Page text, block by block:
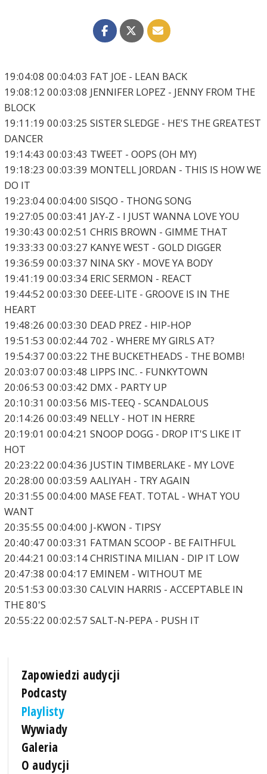
19:04:08 00:04:03 FAT JOE - LEAN BACK
19:08:12 00:03:08 JENNIFER LOPEZ - JENNY FROM THE
BLOCK
19:11:19 00:03:25 SISTER SLEDGE - HE'S THE GREATEST
DANCER
19:14:43 00:03:43 TWEET - OOPS (OH MY)
19:18:23 00:03:39 MONTELL JORDAN - THIS IS HOW WE
DO IT
19:23:04 00:04:00 SISQO - THONG SONG
19:27:05 00:03:41 JAY-Z - I JUST WANNA LOVE YOU
19:30:43 00:02:51 CHRIS BROWN - GIMME THAT
19:33:33 00:03:27 KANYE WEST - GOLD DIGGER
19:36:59 00:03:37 NINA SKY - MOVE YA BODY
19:41:19 00:03:34 ERIC SERMON - REACT
19:44:52 00:03:30 DEEE-LITE - GROOVE IS IN THE
HEART
19:48:26 00:03:30 DEAD PREZ - HIP-HOP
19:51:53 00:02:44 702 - WHERE MY GIRLS AT?
19:54:37 00:03:22 THE BUCKETHEADS - THE BOMB!
20:03:07 00:03:48 LIPPS INC. - FUNKYTOWN
20:06:53 00:03:42 DMX - PARTY UP
20:10:31 00:03:56 MIS-TEEQ - SCANDALOUS
20:14:26 00:03:49 NELLY - HOT IN HERRE
20:19:01 00:04:21 SNOOP DOGG - DROP IT'S LIKE IT
HOT
20:23:22 00:04:36 JUSTIN TIMBERLAKE - MY LOVE
20:28:00 00:03:59 AALIYAH - TRY AGAIN
20:31:55 00:04:00 MASE FEAT. TOTAL - WHAT YOU
WANT
20:35:55 00:04:00 J-KWON - TIPSY
20:40:47 00:03:31 FATMAN SCOOP - BE FAITHFUL
20:44:21 00:03:14 CHRISTINA MILIAN - DIP IT LOW
20:47:38 00:04:17 EMINEM - WITHOUT ME
20:51:53 00:03:30 CALVIN HARRIS - ACCEPTABLE IN
THE 80'S
20:55:22 00:02:57 SALT-N-PEPA - PUSH IT
Zapowiedzi audycji
Podcasty
Playlisty
Wywiady
Galeria
O audycji